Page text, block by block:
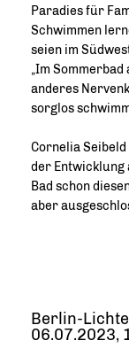
Paradies für
Schwimmen
seien im
Im Sommerbad
anderes
sorglos
Cornelia
der Entwicklung
Bad schon
aber
Berlin-
06.07.2023,